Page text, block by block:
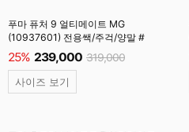
푸마 퓨처 9 얼티메이트 MG
(10937601) 전용쌕/주걱/양말 #
25% 239,000 319,000
사이즈 보기